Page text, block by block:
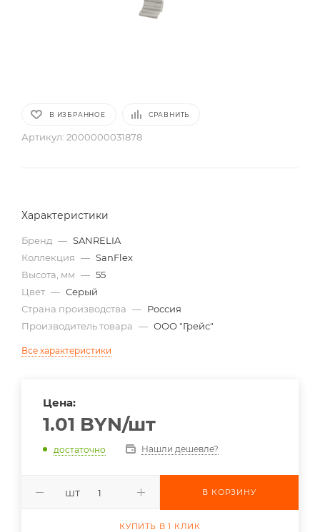
В ИЗБРАННОЕ СРАВНИТЬ
Артикул: 2000000031878
Характеристики
Бренд — SANRELIA
Коллекция — SanFlex
Высота, мм — 55
Цвет — Серый
Страна производства — Россия
Производитель товара — ООО "Грейс"
Все характеристики
Цена:
1.01 BYN/шт
достаточно Нашли дешевле?
шт В КОРЗИНУ
КУПИТЬ В 1 КЛИК